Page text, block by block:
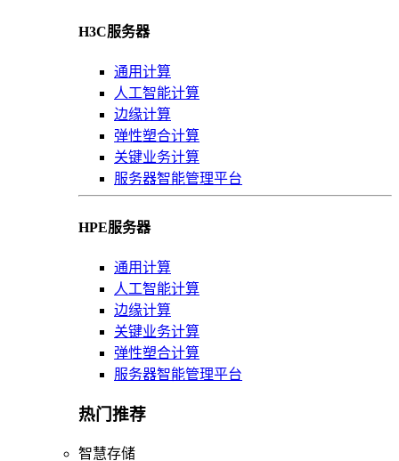
H3C服务器
通用计算
人工智能计算
边缘计算
弹性塑合计算
关键业务计算
服务器智能管理平台
HPE服务器
通用计算
人工智能计算
边缘计算
关键业务计算
弹性塑合计算
服务器智能管理平台
热门推荐
智慧存储